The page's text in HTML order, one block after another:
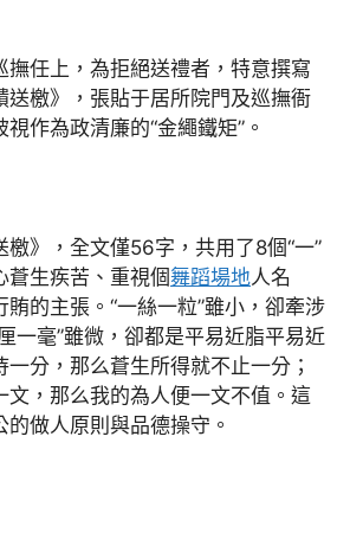
撫任上，為拒絕送禮者，特意撰寫
送檄》，張貼于居所院門及巡撫衙
作為政清廉的“金繩鐵矩”。
檄》，全文僅56字，共用了8個“一”
蒼生疾苦、重視個舞蹈場地人名
賄的主張。“一絲一粒”雖小，卻牽涉
一毫”雖微，卻都是平易近脂平易近
一分，那么蒼生所得就不止一分；
文，那么我的為人便一文不值。這
做人原則與品德操守。